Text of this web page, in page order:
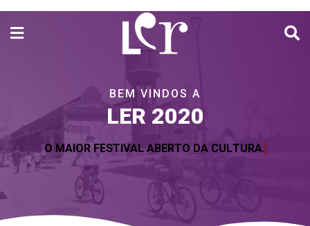
B EM VI N D OS A
LER 2020
O MAIOR FESTIVAL ABERTO DA CULTURA.